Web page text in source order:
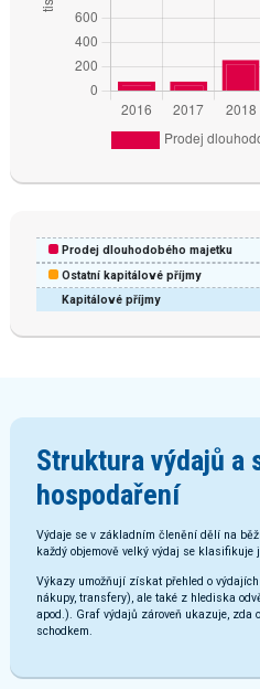
Kapitálové příjmy
Prodej dlouhodobého majetku
Ostatní kapitálové příjmy
Struktura výdajů a
hospodaření
Výdaje se v základním členění dělí na
každý objemově velký výdaj se klasifikuje
Výkazy umožňují získat přehled o
nákupy, transfery), ale také z hlediska
apod.). Graf výdajů zároveň ukazuje, zda
schodkem.